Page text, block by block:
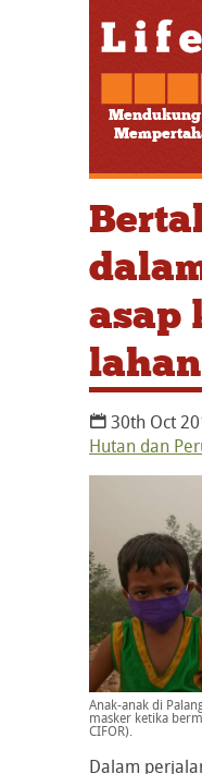
asap
lahan
30th Oct
Hutan dan
Anak-anak di
masker ketika
CIFOR).
Dalam